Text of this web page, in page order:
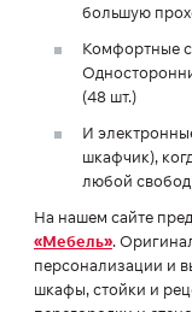
большую
Комфортные
(48 шт.)
И
шкафчик),
любой
На нашем сайте
«Мебель».
персонализации и
шкафы, стойки и